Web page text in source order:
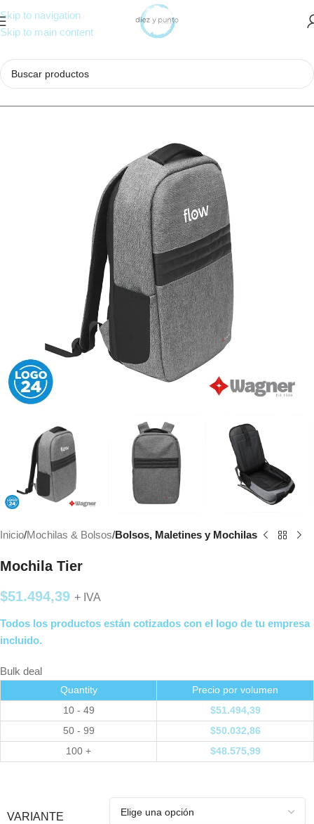
Skip to navigation
Skip to main content
Inicio Mochilas & Bolsos Bolsos, Maletines y Mochilas
Mochila Tier
$51.494,39 + IVA
Todos los productos están cotizados con el logo de tu empresa
incluido.
Bulk deal
Quantity
Precio por volumen
10 - 49
$51.494,39
50 - 99
$50.032,86
100 +
$48.575,99
VARIANTE